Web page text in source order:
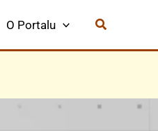
O Portalu